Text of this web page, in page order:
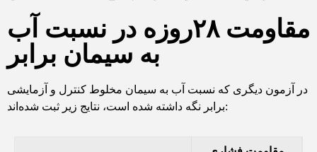
مقاومت ۲۸روزه در نسبت آب
به سیمان برابر
در آزمون دیگری که نسبت آب به سیمان مخلوط کنترل و آزمایشی
برابر نگه داشته شده است، نتایج زیر ثبت شده‌اند: